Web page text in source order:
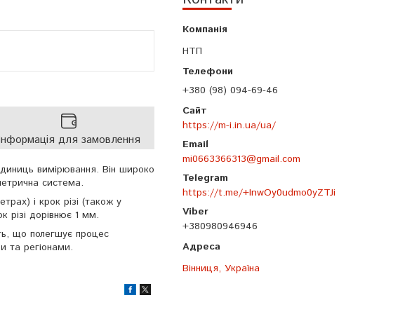
НТП
+380 (98) 094-69-46
https://m-i.in.ua/ua/
mi0663366313@gmail.com
https://t.me/+InwOy0udmo0yZTJi
+380980946946
Вінниця, Україна
для замовлення
вимірювання. Він широко
система.
і крок різі (також у
різі дорівнює 1 мм.
що полегшує процес
та регіонами.